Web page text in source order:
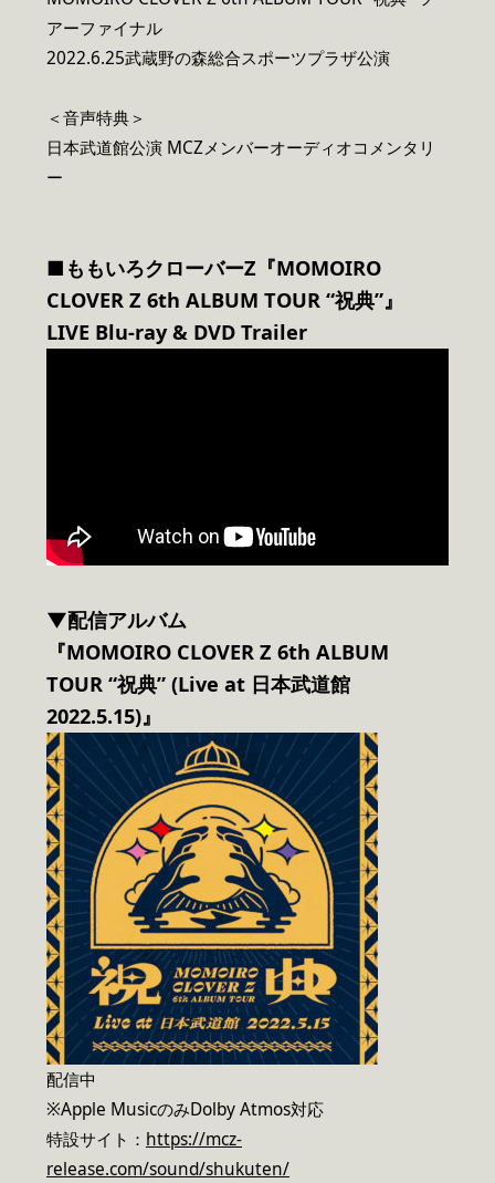
アーファイナル
2022.6.25武蔵野の森総合スポーツプラザ公演
＜音声特典＞
日本武道館公演 MCZメンバーオーディオコメンタリ
ー
■ももいろクローバーZ『MOMOIRO
CLOVER Z 6th ALBUM TOUR “祝典”』
LIVE Blu-ray & DVD Trailer
▼配信アルバム
『MOMOIRO CLOVER Z 6th ALBUM
TOUR “祝典” (Live at 日本武道館
2022.5.15)』
配信中
※Apple MusicのみDolby Atmos対応
特設サイト： https://mcz-
release.com/sound/shukuten/